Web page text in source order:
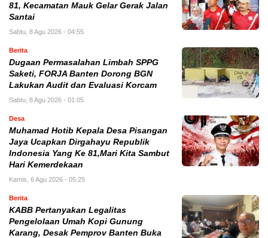
81, Kecamatan Mauk Gelar Gerak Jalan
Santai
Sabtu, 8 Agu 2026 - 04:55
Berita
Dugaan Permasalahan Limbah SPPG
Saketi, FORJA Banten Dorong BGN
Lakukan Audit dan Evaluasi Korcam
Sabtu, 8 Agu 2026 - 01:05
Desa
Muhamad Hotib Kepala Desa Pisangan
Jaya Ucapkan Dirgahayu Republik
Indonesia Yang Ke 81,Mari Kita Sambut
Hari Kemerdekaan
Kamis, 6 Agu 2026 - 05:25
Berita
KABB Pertanyakan Legalitas
Pengelolaan Umah Kopi Gunung
Karang, Desak Pemprov Banten Buka